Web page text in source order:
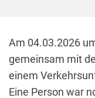
Am 04.03.2026
gemeinsam mit
einem
Eine Person war